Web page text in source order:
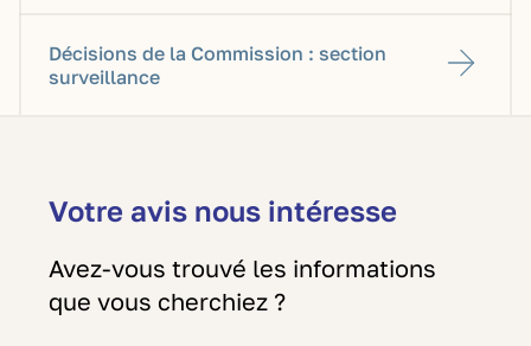
Décisions de la Commission : section
surveillance
Votre avis nous intéresse
Avez-vous trouvé les informations
que vous cherchiez ?